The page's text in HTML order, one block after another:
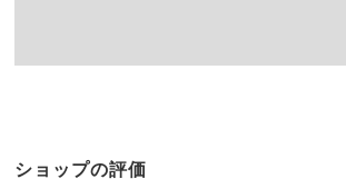
ショップの評価